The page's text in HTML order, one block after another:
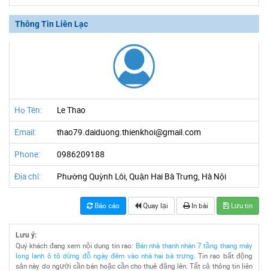
Thông Tin Liên Lạc
Họ Tên: Le Thao
Email: thao79.daiduong.thienkhoi@gmail.com
Phone: 0986209188
Địa chỉ: Phường Quỳnh Lôi, Quận Hai Bà Trưng, Hà Nội
Báo cáo Quay lại In bài Lưu tin
Lưu ý:
Quý khách đang xem nội dung tin rao: Bán nhà thanh nhàn 7 tầng thang máy
long lanh ô tô dừng đỗ ngày đêm vào nhà hai bà trưng. Tin rao bất động
sản này do người cần bán hoặc cần cho thuê đăng lên. Tất cả thông tin liên